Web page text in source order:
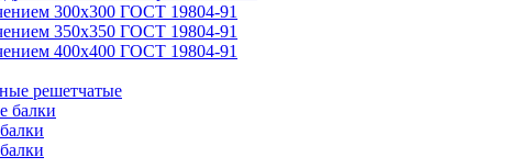
300х300 ГОСТ 19804-91
350х350 ГОСТ 19804-91
400х400 ГОСТ 19804-91
решетчатые
балки